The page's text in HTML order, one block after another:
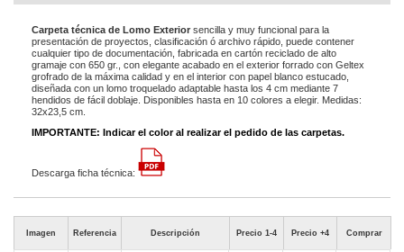
Carpeta técnica de Lomo Exterior sencilla y muy funcional para la
presentación de proyectos, clasificación ó archivo rápido, puede contener
cualquier tipo de documentación, fabricada en cartón reciclado de alto
gramaje con 650 gr., con elegante acabado en el exterior forrado con Geltex
grofrado de la máxima calidad y en el interior con papel blanco estucado,
diseñada con un lomo troquelado adaptable hasta los 4 cm mediante 7
hendidos de fácil doblaje. Disponibles hasta en 10 colores a elegir. Medidas:
32x23,5 cm.
IMPORTANTE: Indicar el color al realizar el pedido de las carpetas.
Descarga ficha técnica:
Imagen Referencia Descripción Precio 1-4 Precio +4 Comprar